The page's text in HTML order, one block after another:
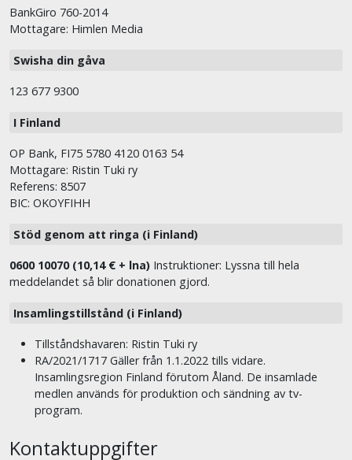
BankGiro 760-2014
Mottagare: Himlen Media
Swisha din gåva
123 677 9300
I Finland
OP Bank, FI75 5780 4120 0163 54
Mottagare: Ristin Tuki ry
Referens: 8507
BIC: OKOYFIHH
Stöd genom att ringa (i Finland)
0600 10070 (10,14 € + lna) Instruktioner: Lyssna till hela
meddelandet så blir donationen gjord.
Insamlingstillstånd (i Finland)
Tillståndshavaren: Ristin Tuki ry
RA/2021/1717 Gäller från 1.1.2022 tills vidare.
Insamlingsregion Finland förutom Åland. De insamlade
medlen används för produktion och sändning av tv-
program.
Kontaktuppgifter